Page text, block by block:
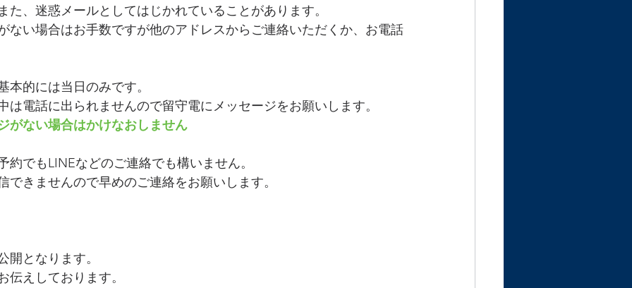
た、迷惑メールとしてはじかれていることがあります。
ない場合はお手数ですが他のアドレスからご連絡いただくか、お電話
本的には当日のみです。
は電話に出られませんので留守電にメッセージをお願いします。
がない場合はかけなおしません
約でもLINEなどのご連絡でも構いません。
できませんので早めのご連絡をお願いします。
開となります。
伝えしております。